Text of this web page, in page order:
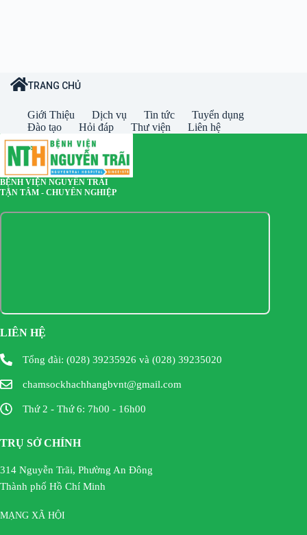
TRANG CHỦ
Giới Thiệu Dịch vụ Tin tức
Tuyển dụng
Đào tạo
Hỏi đáp Thư viện Liên hệ
BỆNH VIỆN NGUYỄN TRÃI
TẬN TÂM - CHUYÊN NGHIỆP
LIÊN HỆ
Tổng đài: (028) 39235926 và (028) 39235020
chamsockhachhangbvnt@gmail.com
Thứ 2 - Thứ 6: 7h00 - 16h00
TRỤ SỞ CHÍNH
314 Nguyễn Trãi, Phường An Đông
Thành phố Hồ Chí Minh
MẠNG XÃ HỘI